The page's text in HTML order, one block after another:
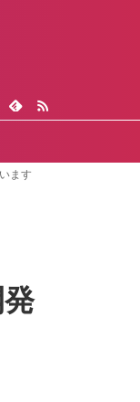
ます